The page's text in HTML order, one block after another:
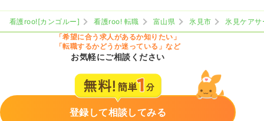
看護roo![カンゴルー] 看護roo! 転職 富山県 氷見市
氷見ケアサ
「希望に合う求人があるか知りたい」
「転職するかどうか迷っている」など
お気軽にご相談ください
登録して相談してみる